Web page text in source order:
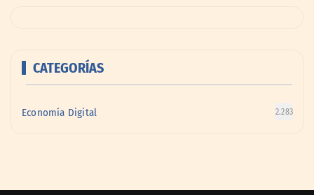
CATEGORÍAS
Economía Digital 2.283